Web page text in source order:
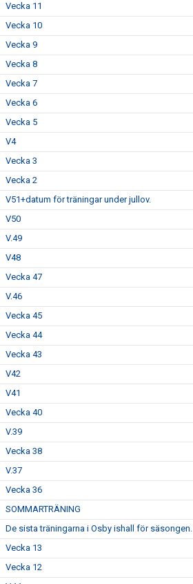
Vecka 11
Vecka 10
Vecka 9
Vecka 8
Vecka 7
Vecka 6
Vecka 5
V4
Vecka 3
Vecka 2
V51+datum för träningar under jullov.
V50
V.49
V48
Vecka 47
V.46
Vecka 45
Vecka 44
Vecka 43
V42
V41
Vecka 40
V.39
Vecka 38
V.37
Vecka 36
SOMMARTRÄNING
De sista träningarna i Osby ishall för säsongen.
Vecka 13
Vecka 12